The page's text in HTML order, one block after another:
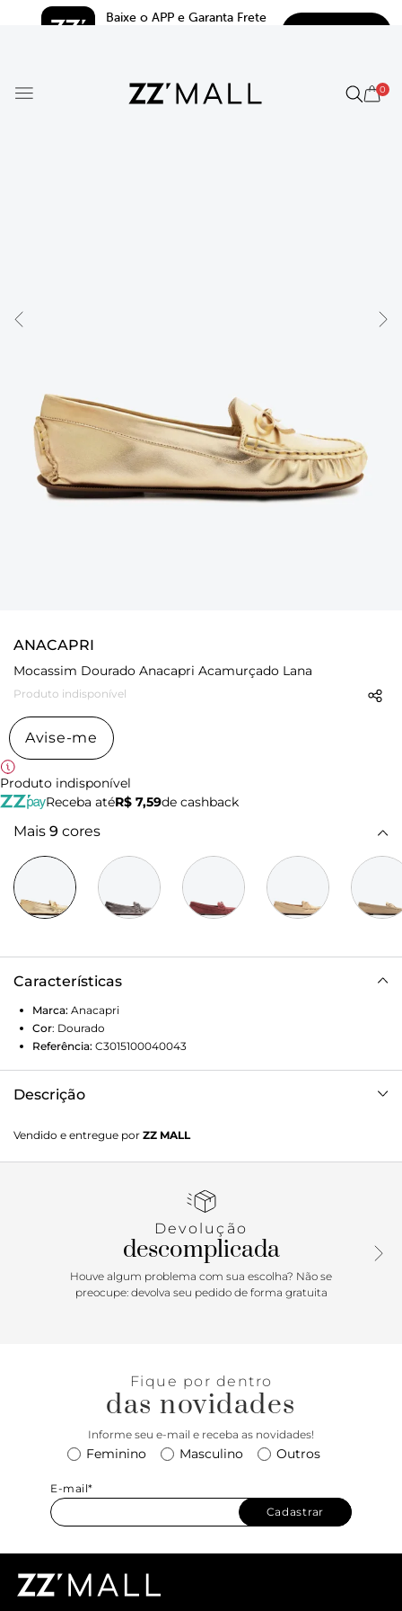
Baixe o APP e Garanta Frete
0
ANACAPRI
Mocassim Dourado Anacapri Acamurçado Lana
Produto indisponível
Avise-me
Produto indisponível
Receba atéR$ 7,59de cashback
Mais 9 cores
Características
Marca: Anacapri
Cor: Dourado
Referência: C3015100040043
Descrição
tem salto rasteiro flat, base emborrachada com leve
saltinho e bico redondo. Fechado, traz recorte lateral na
Possui costura em pespontos no contorno da biqueira.
Com palmilha bege confortável e assinatura Anacapri, o
mocassim exibe o peito do pé.
Porque Apostar: Tem opção mais elegante para
de um toque descolado e combina com tudo! Tá esperando
o que para presentear neste Dia das Mães com esse
Vendido e entregue por ZZ MALL
Devolução
descomplicada
Houve algum problema com sua escolha? Não se
preocupe: devolva seu pedido de forma gratuita
Fique por dentro
das novidades
Informe seu e-mail e receba as novidades!
Feminino Masculino Outros
E-mail*
Cadastrar